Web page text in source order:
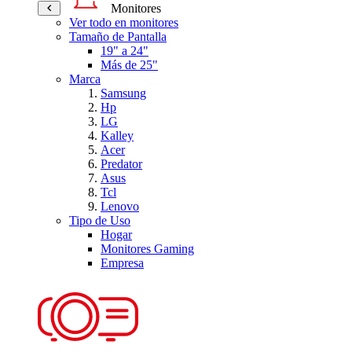
Monitores
Ver todo en monitores
Tamaño de Pantalla
19" a 24"
Más de 25"
Marca
Samsung
Hp
LG
Kalley
Acer
Predator
Asus
Tcl
Lenovo
Tipo de Uso
Hogar
Monitores Gaming
Empresa